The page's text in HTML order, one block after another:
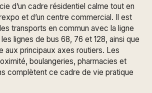
d’un cadre résidentiel calme tout en
et d’un centre commercial. Il est
transports en commun avec la ligne
lignes de bus 68, 76 et 128, ainsi que
aux principaux axes routiers. Les
boulangeries, pharmacies et
complètent ce cadre de vie pratique